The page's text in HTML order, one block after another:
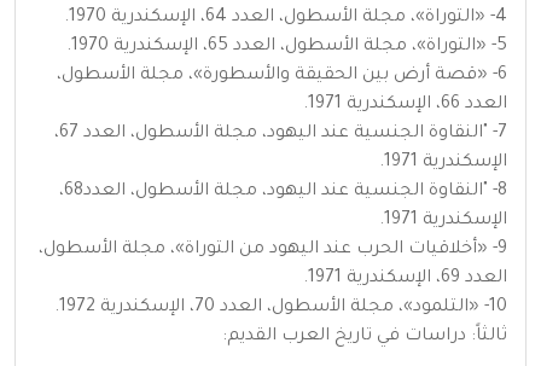
4- «التوراة»، مجلة الأسطول، العدد 64، الإسكندرية 1970.
5- «التوراة»، مجلة الأسطول، العدد 65، الإسكندرية 1970.
6- «قصة أرض بين الحقيقة والأسطورة»، مجلة الأسطول،
العدد 66، الإسكندرية 1971.
7- "النقاوة الجنسية عند اليهود، مجلة الأسطول، العدد 67،
الإسكندرية 1971.
8- "النقاوة الجنسية عند اليهود، مجلة الأسطول، العدد68،
الإسكندرية 1971.
9- «أخلاقيات الحرب عند اليهود من التوراة»، مجلة الأسطول،
العدد 69، الإسكندرية 1971.
10- «التلمود»، مجلة الأسطول، العدد 70، الإسكندرية 1972.
ثالثاً: دراسات في تاريخ العرب القديم: